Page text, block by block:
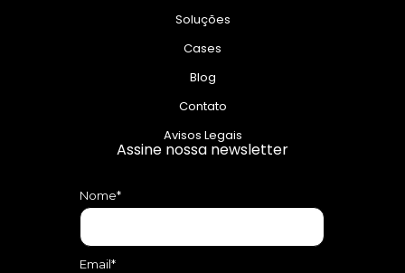
Soluções
Cases
Blog
Contato
Avisos Legais
Assine nossa newsletter
Nome*
Email*